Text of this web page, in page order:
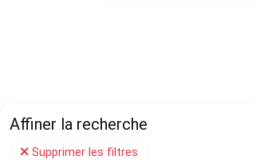
Affiner la recherche
Supprimer les filtres